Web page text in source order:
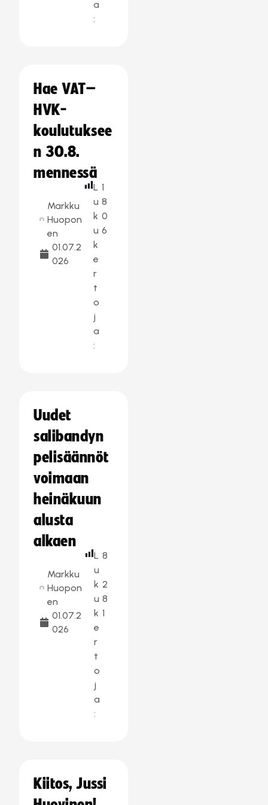
a
:
Hae VAT–
HVK-
koulutuksee
n 30.8.
mennessä
Markku
Huopon
en
01.07.2
026
L
u
k
u
k
e
r
t
o
j
a
:
1
8
0
6
Uudet
salibandyn
pelisäännöt
voimaan
heinäkuun
alusta
alkaen
Markku
Huopon
en
01.07.2
026
L
u
k
u
k
e
r
t
o
j
a
:
8
2
8
1
Kiitos, Jussi